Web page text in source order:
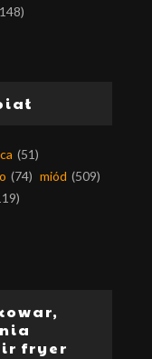
(51)
(74) miód (509)
fryer